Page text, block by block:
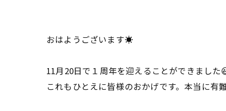
おはようございます☀
11月20日で１周年を迎えることができました
これもひとえに皆様のおかげです。本当に有